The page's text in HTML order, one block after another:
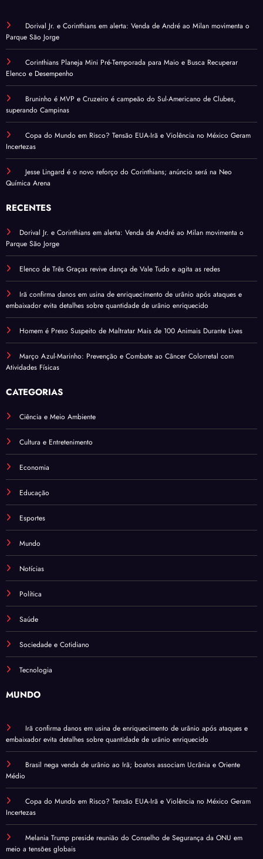
Dorival Jr. e Corinthians em alerta: Venda de André ao Milan movimenta o
Parque São Jorge
Corinthians Planeja Mini Pré-Temporada para Maio e Busca Recuperar
Elenco e Desempenho
Bruninho é MVP e Cruzeiro é campeão do Sul-Americano de Clubes,
superando Campinas
Copa do Mundo em Risco? Tensão EUA-Irã e Violência no México Geram
Incertezas
Jesse Lingard é o novo reforço do Corinthians; anúncio será na Neo
Química Arena
RECENTES
Dorival Jr. e Corinthians em alerta: Venda de André ao Milan movimenta o
Parque São Jorge
Elenco de Três Graças revive dança de Vale Tudo e agita as redes
Irã confirma danos em usina de enriquecimento de urânio após ataques e
embaixador evita detalhes sobre quantidade de urânio enriquecido
Homem é Preso Suspeito de Maltratar Mais de 100 Animais Durante Lives
Março Azul-Marinho: Prevenção e Combate ao Câncer Colorretal com
Atividades Físicas
CATEGORIAS
Ciência e Meio Ambiente
Cultura e Entretenimento
Economia
Educação
Esportes
Mundo
Notícias
Política
Saúde
Sociedade e Cotidiano
Tecnologia
MUNDO
Irã confirma danos em usina de enriquecimento de urânio após ataques e
embaixador evita detalhes sobre quantidade de urânio enriquecido
Brasil nega venda de urânio ao Irã; boatos associam Ucrânia e Oriente
Médio
Copa do Mundo em Risco? Tensão EUA-Irã e Violência no México Geram
Incertezas
Melania Trump preside reunião do Conselho de Segurança da ONU em
meio a tensões globais